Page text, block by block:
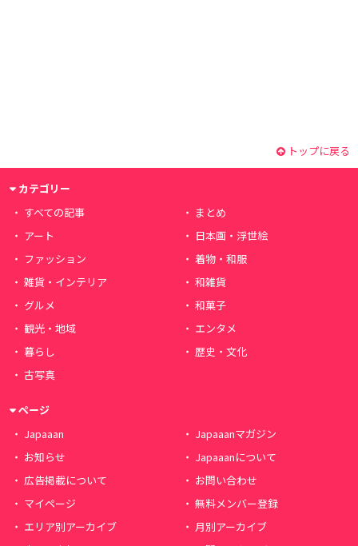
トップに戻る
カテゴリー
すべての記事
まとめ
アート
日本画・浮世絵
ファッション
着物・和服
雑貨・インテリア
和雑貨
グルメ
和菓子
観光・地域
エンタメ
暮らし
歴史・文化
古写真
ページ
Japaaan
Japaaanマガジン
お知らせ
Japaaanについて
広告掲載について
お問い合わせ
マイページ
無料メンバー登録
エリア別アーカイブ
月別アーカイブ